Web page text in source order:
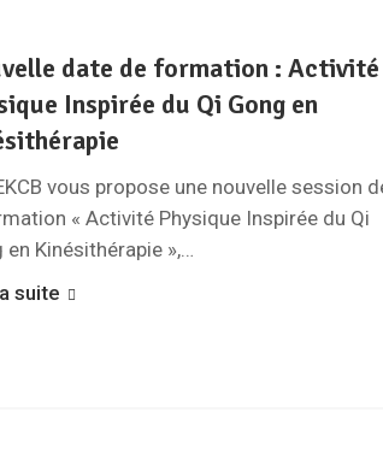
date de formation : Activité
Inspirée du Qi Gong en
vous propose une nouvelle session
« Activité Physique Inspirée du Qi
en Kinésithérapie »,…
suite